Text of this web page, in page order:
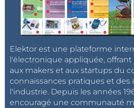
Elektor est une plateforme
l'électronique appliquée,
aux makers et aux startups du
connaissances pratiques et des
l'industrie. Depuis les années
encouragé une communauté